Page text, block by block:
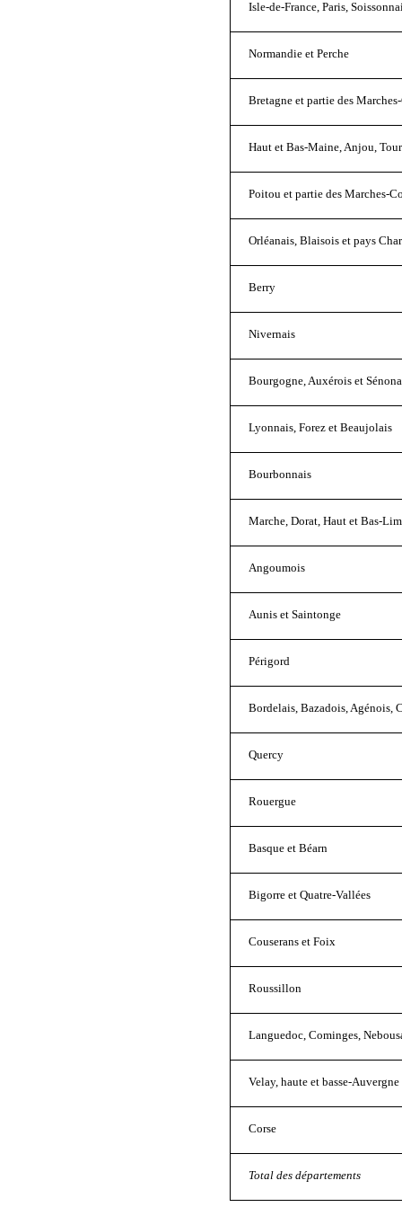
Isle-de-France, Paris,
Normandie et Perche
Bretagne et partie des
Haut et Bas-Maine, Anjou,
Poitou et partie des Marches-
Orléanais, Blaisois et pays
Berry
Nivernais
Bourgogne, Auxérois et
Lyonnais, Forez et Beaujolais
Bourbonnais
Marche, Dorat, Haut et Bas-
Angoumois
Aunis et Saintonge
Périgord
Bordelais, Bazadois, Agénois,
Quercy
Rouergue
Basque et Béarn
Bigorre et Quatre-Vallées
Couserans et Foix
Roussillon
Languedoc, Cominges,
Velay, haute et basse-Auvergne
Corse
Total des départements